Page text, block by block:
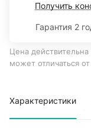
Получить
Гарантия 2
Цена
может отличаться
Характеристики